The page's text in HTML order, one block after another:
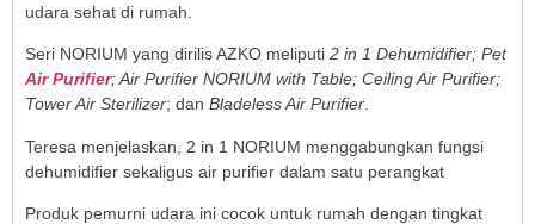
udara sehat di rumah.
Seri NORIUM yang dirilis AZKO meliputi 2 in 1 Dehumidifier; Pet
Air Purifier; Air Purifier NORIUM with Table; Ceiling Air Purifier;
Tower Air Sterilizer; dan Bladeless Air Purifier
Teresa menjelaskan, 2 in 1 NORIUM menggabungkan fungsi
dehumidifier sekaligus air purifier dalam satu perangkat
Produk pemurni udara ini cocok untuk rumah dengan tingkat